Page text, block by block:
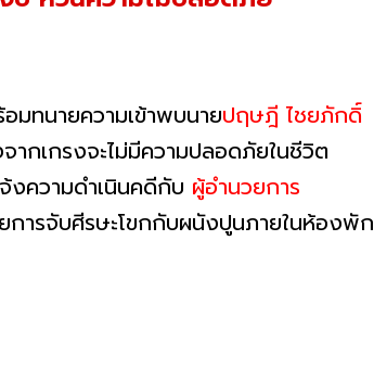
มทนายความเข้าพบนายปฤษฎี ไชยภักดิ์
ากเกรงจะไม่มีความปลอดภัยในชีวิต
งความดำเนินคดีกับ ผู้อำนวยการ
ารจับศีรษะโขกกับผนังปูนภายในห้องพัก